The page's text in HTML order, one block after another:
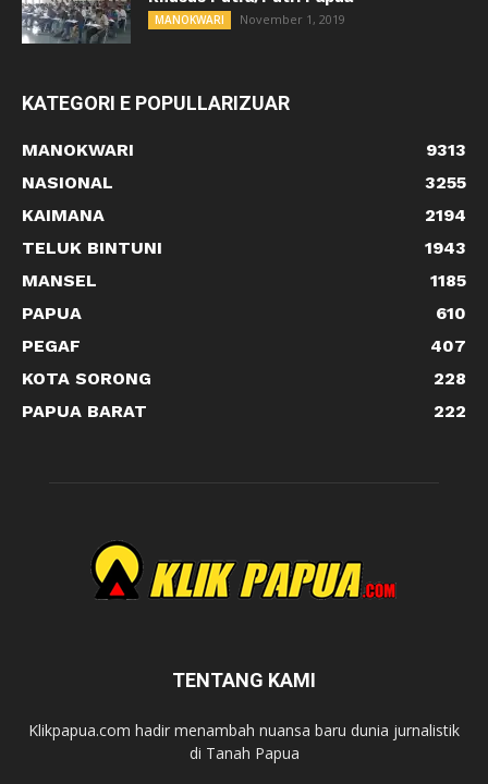
MANOKWARI November 1, 2019
KATEGORI E POPULLARIZUAR
MANOKWARI
9313
NASIONAL
3255
KAIMANA
2194
TELUK BINTUNI
1943
MANSEL
1185
PAPUA
610
PEGAF
407
KOTA SORONG
228
PAPUA BARAT
222
TENTANG KAMI
Klikpapua.com hadir menambah nuansa baru dunia jurnalistik
di Tanah Papua